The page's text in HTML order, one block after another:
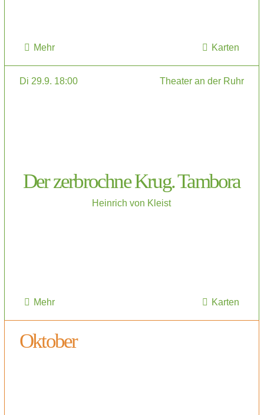
Mehr Karten
Di 29.9. 18:00 Theater an der Ruhr
Der zerbrochne Krug. Tambora
Heinrich von Kleist
Mehr Karten
Oktober